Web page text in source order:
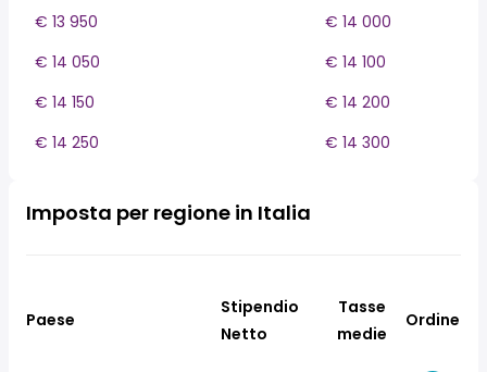
€ 13 950
€ 14 000
€ 14 050
€ 14 100
€ 14 150
€ 14 200
€ 14 250
€ 14 300
Imposta per regione in Italia
Paese
Stipendio
Netto
Tasse
medie
Ordine